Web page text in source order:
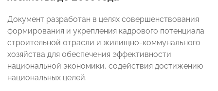
Документ разработан в целях совершенствования
формирования и укрепления кадрового потенциала
строительной отрасли и жилищно-коммунального
хозяйства для обеспечения эффективности
национальной экономики, содействия достижению
национальных целей.